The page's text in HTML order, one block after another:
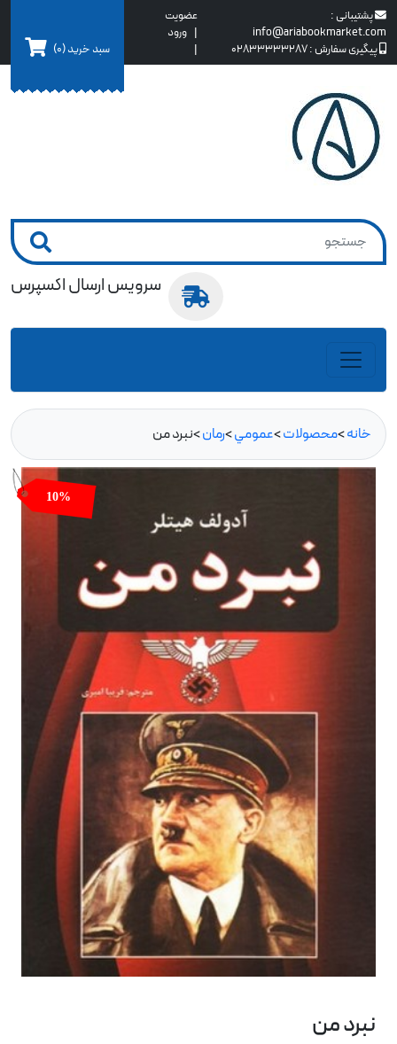
پشتیبانی :
info@ariabookmarket.com
پیگیری سفارش :02833333287
عضویت
| ورود
|
سبد خرید(0)
سرویس ارسال اکسپرس
خانه>محصولات>عمومي>رمان>نبرد من
10%
نبرد من